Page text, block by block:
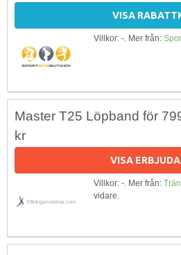
VISA
Villkor: -. Mer från:
Master T25 Löpband för
kr
VISA
Villkor: -. Mer från:
vidare.